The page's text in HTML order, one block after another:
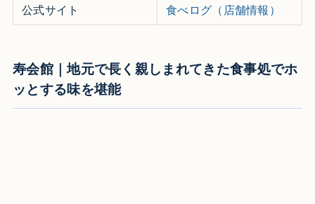
公式サイト 食べログ（店舗情報）
寿会館｜地元で長く親しまれてきた食事処でホ
ッとする味を堪能